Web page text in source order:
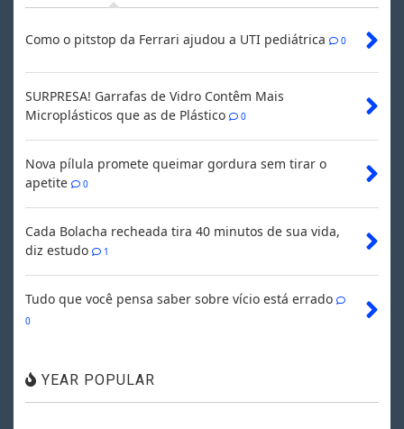
Como o pitstop da Ferrari ajudou a UTI pediátrica 0
SURPRESA! Garrafas de Vidro Contêm Mais
Microplásticos que as de Plástico
0
Nova pílula promete queimar gordura sem tirar o
apetite
0
Cada Bolacha recheada tira 40 minutos de sua vida,
diz estudo
1
Tudo que você pensa saber sobre vício está errado
0
YEAR POPULAR